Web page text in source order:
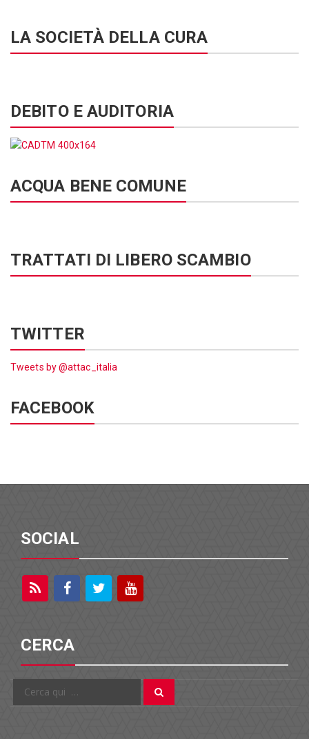
LA SOCIETÀ DELLA CURA
DEBITO E AUDITORIA
ACQUA BENE COMUNE
TRATTATI DI LIBERO SCAMBIO
TWITTER
Tweets by @attac_italia
FACEBOOK
SOCIAL
CERCA
Cerca